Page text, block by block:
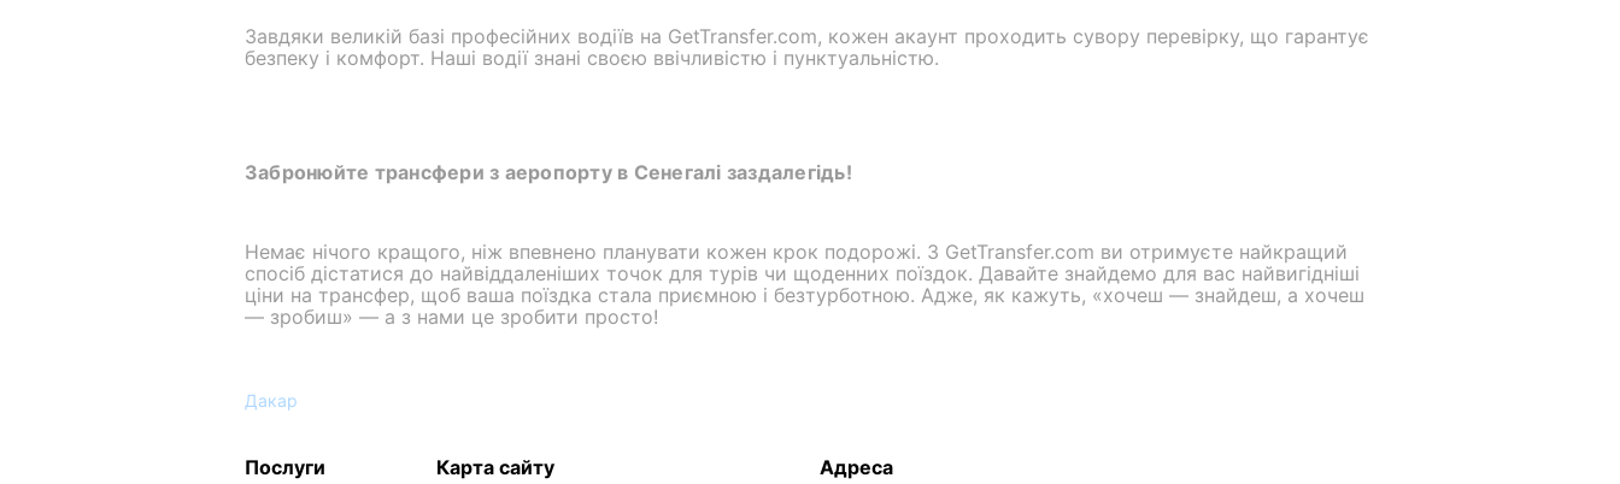
Завдяки великій базі професійних водіїв на GetTransfer.com, кожен акаунт проходить сувору перевірку, що гарантує
безпеку і комфорт. Наші водії знані своєю ввічливістю і пунктуальністю.
Забронюйте трансфери з аеропорту в Сенегалі заздалегідь!
Немає нічого кращого, ніж впевнено планувати кожен крок подорожі. З GetTransfer.com ви отримуєте найкращий
спосіб дістатися до найвіддаленіших точок для турів чи щоденних поїздок. Давайте знайдемо для вас найвигідніші
ціни на трансфер, щоб ваша поїздка стала приємною і безтурботною. Адже, як кажуть, «хочеш — знайдеш, а хочеш
— зробиш» — а з нами це зробити просто!
Дакар
Послуги Карта сайту Адреса